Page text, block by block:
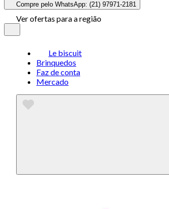
Compre pelo WhatsApp: (21) 97971-2181
Ver ofertas para a região
Le biscuit
Brinquedos
Faz de conta
Mercado